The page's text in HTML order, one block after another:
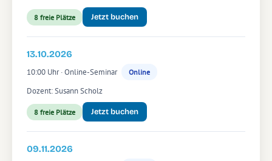
8 freie Plätze Jetzt buchen
13.10.2026
10:00 Uhr · Online-Seminar Online
Dozent: Susann Scholz
8 freie Plätze Jetzt buchen
09.11.2026